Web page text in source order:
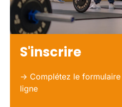
S'inscrire
-> Complétez le
ligne